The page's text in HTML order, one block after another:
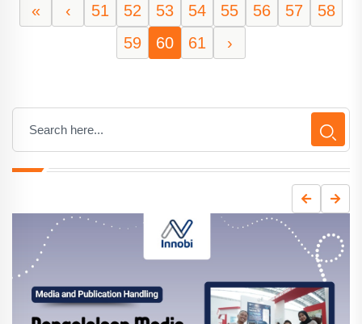
« ‹ 51 52 53 54 55 56 57
58
59
60 61 ›